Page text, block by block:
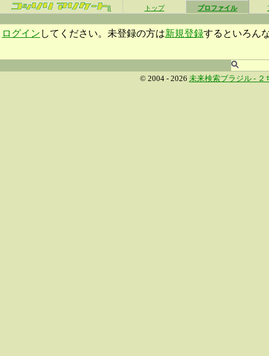
β トップ プロファイル
ログイン してください。未登録の方は新規登録するといろん
© 2004 - 2026 未来検索ブラジル - ２